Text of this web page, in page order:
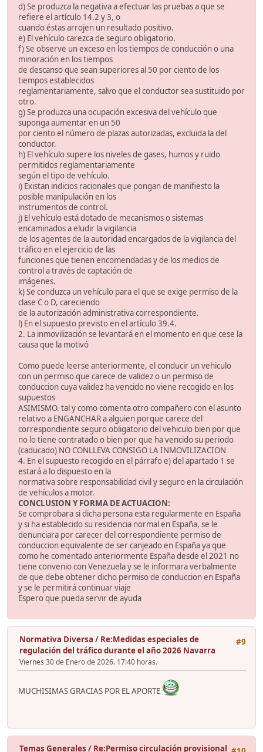
d) Se produzca la negativa a efectuar las pruebas a que se
refiere el artículo 14.2 y 3, o
cuando éstas arrojen un resultado positivo.
e) El vehículo carezca de seguro obligatorio.
f) Se observe un exceso en los tiempos de conducción o una
minoración en los tiempos
de descanso que sean superiores al 50 por ciento de los
tiempos establecidos
reglamentariamente, salvo que el conductor sea sustituido por
otro.
g) Se produzca una ocupación excesiva del vehículo que
suponga aumentar en un 50
por ciento el número de plazas autorizadas, excluida la del
conductor.
h) El vehículo supere los niveles de gases, humos y ruido
permitidos reglamentariamente
según el tipo de vehículo.
i) Existan indicios racionales que pongan de manifiesto la
posible manipulación en los
instrumentos de control.
j) El vehículo está dotado de mecanismos o sistemas
encaminados a eludir la vigilancia
de los agentes de la autoridad encargados de la vigilancia del
tráfico en el ejercicio de las
funciones que tienen encomendadas y de los medios de
control a través de captación de
imágenes.
k) Se conduzca un vehículo para el que se exige permiso de la
clase C o D, careciendo
de la autorización administrativa correspondiente.
l) En el supuesto previsto en el artículo 39.4.
2. La inmovilización se levantará en el momento en que cese la
causa que la motivó
Como puede leerse anteriormente, el conducir un vehiculo
con un permiso que carece de validez o un permiso de
conduccion cuya validez ha vencido no viene recogido en los
supuestos
ASIMISMO. tal y como comenta otro compañero con el asunto
relativo a ENGANCHAR a alguien porque carece del
correspondiente seguro obligatorio del vehiculo bien por que
no lo tiene contratado o bien por que ha vencido su periodo
(caducado) NO CONLLEVA CONSIGO LA INMOVILIZACION
4. En el supuesto recogido en el párrafo e) del apartado 1 se
estará a lo dispuesto en la
normativa sobre responsabilidad civil y seguro en la circulación
de vehículos a motor.
CONCLUSION Y FORMA DE ACTUACION:
Se comprobara si dicha persona esta regularmente en España
y si ha establecido su residencia normal en España, se le
denunciara por carecer del correspondiente permiso de
conduccion equivalente de ser canjeado en España ya que
como he comentado anteriormente España desde el 2021 no
tiene convenio con Venezuela y se le informara verbalmente
de que debe obtener dicho permiso de conduccion en España
y se le permitirá continuar viaje
Espero que pueda servir de ayuda
#9
Normativa Diversa / Re:Medidas especiales de
regulación del tráfico durante el año 2026 Navarra
Viernes 30 de Enero de 2026. 17:40 horas.
MUCHISIMAS GRACIAS POR EL APORTE
Temas Generales / Re:Permiso circulación provisional